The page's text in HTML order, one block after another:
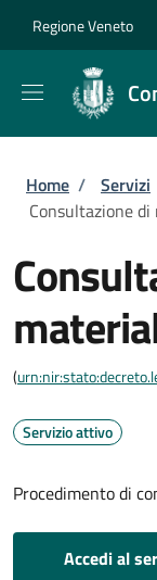
Regione Veneto
Briciole
Home / Servizi
Consultazione
(
Servizio attivo
Procedimento di
Accedi al